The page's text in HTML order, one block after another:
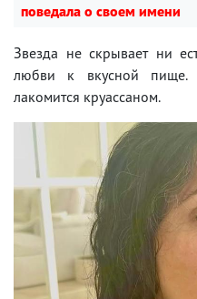
поведала о своем имени
Звезда не скрывает ни
любви к вкусной
лакомится круассаном.